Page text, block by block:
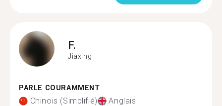
F.
Jiaxing
PARLE COURAMMENT
Chinois (Simplifié) Anglais